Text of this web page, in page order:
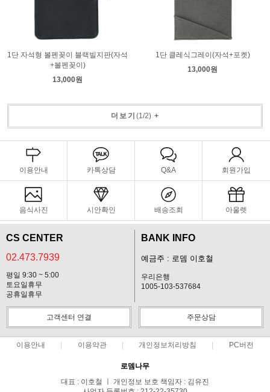
1단 자석형 볼펜꽂이 블랙빌지판(자석
+볼펜꽂이)
13,000원
1단 클레식그레이(자석+포켓)
13,000원
더보기 (1/2)+
이용안내 카톡상담 Q&A 회원가입
음식사진 시안확인 배송조회 아울렛
CS CENTER
02.473.7939
평일 9:30 ~ 5:00
토요일휴무
공휴일휴무
BANK INFO
예금주 : 로뎀 이호철
우리은행
1005-103-537684
고객센터 연결 주문상담
이용안내 이용약관 개인정보처리방침 PC버전
로뎀나무
대표 : 이호철 ㅣ 개인정보 보호 책임자 : 김유진